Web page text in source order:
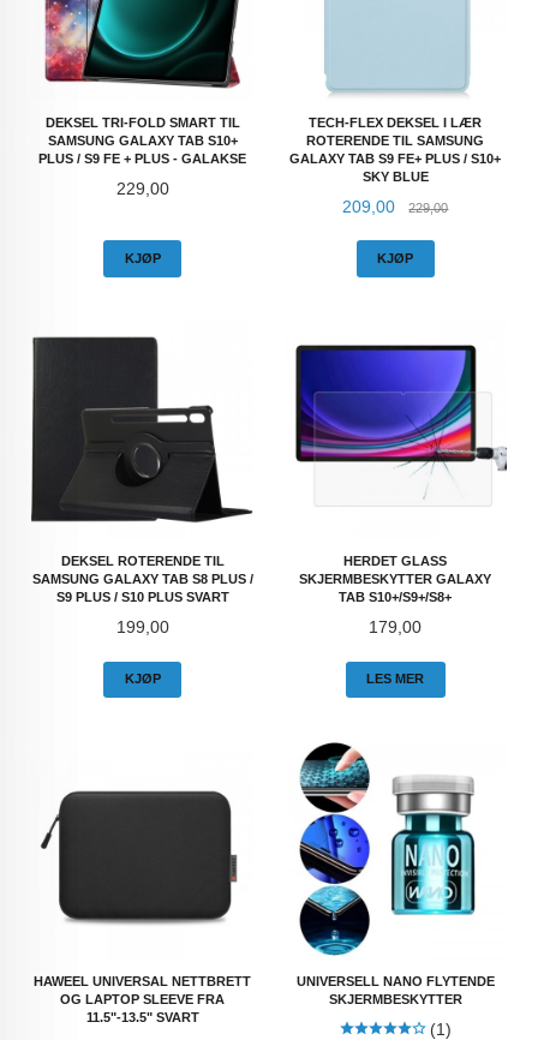
DEKSEL TRI-FOLD SMART TIL
SAMSUNG GALAXY TAB S10+
PLUS / S9 FE + PLUS - GALAKSE
Pris
229,00
KJØP
TECH-FLEX DEKSEL I LÆR
ROTERENDE TIL SAMSUNG
GALAXY TAB S9 FE+ PLUS / S10+
SKY BLUE
Tilbud
209,00 229,00Rabatt
KJØP
DEKSEL ROTERENDE TIL
SAMSUNG GALAXY TAB S8 PLUS /
S9 PLUS / S10 PLUS SVART
Pris
199,00
KJØP
HERDET GLASS
SKJERMBESKYTTER GALAXY
TAB S10+/S9+/S8+
Pris
179,00
LES MER
HAWEEL UNIVERSAL NETTBRETT
OG LAPTOP SLEEVE FRA
11.5"-13.5" SVART
UNIVERSELL NANO FLYTENDE
SKJERMBESKYTTER
(1)